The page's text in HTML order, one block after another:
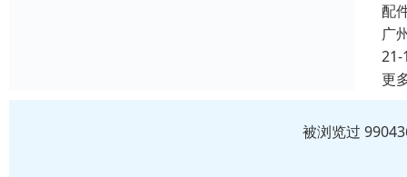
配
广
21-
更
被浏览过